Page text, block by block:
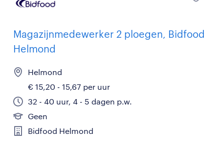
Magazijnmedewerker 2 ploegen, Bidfood
Helmond
Helmond
€ 15,20 - 15,67 per uur
32 - 40 uur, 4 - 5 dagen p.w.
Geen
Bidfood Helmond